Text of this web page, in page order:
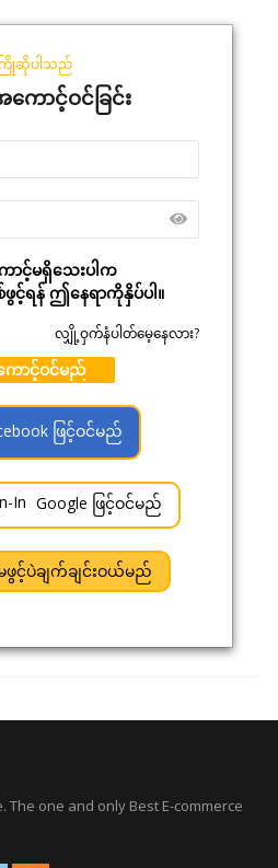
ြိုဆိုပါသည်
ာင့်ဝင်ခြင်း
င့်မရှိသေးပါက
ရန် ဤနေရာကိုနှိပ်ပါ။
လျှို့ဝှက်နံပါတ်မေ့နေလား?
ာင့်ဝင်မည်
ဖြင့်ဝင်မည်
Google ဖြင့်ဝင်မည်
င့်ပဲချက်ချင်းဝယ်မည်
one and only Best E-commerce